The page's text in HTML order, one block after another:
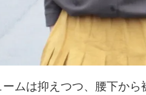
ムは抑えつつ、腰下から